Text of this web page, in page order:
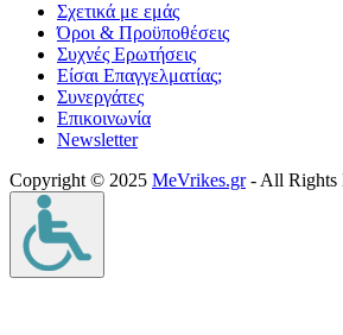
Σχετικά με εμάς
Όροι & Προϋποθέσεις
Συχνές Ερωτήσεις
Είσαι Επαγγελματίας;
Συνεργάτες
Επικοινωνία
Νewsletter
Copyright © 2025 MeVrikes.gr- All Rights